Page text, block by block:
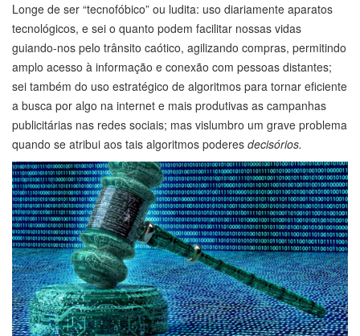
Longe de ser “tecnofóbico” ou ludita: uso diariamente aparatos
tecnológicos, e sei o quanto podem facilitar nossas vidas
guiando-nos pelo trânsito caótico, agilizando compras, permitindo
amplo acesso à informação e conexão com pessoas distantes;
sei também do uso estratégico de algoritmos para tornar eficiente
a busca por algo na internet e mais produtivas as campanhas
publicitárias nas redes sociais; mas vislumbro um grave problema
quando se atribui aos tais algoritmos poderes decisórios.